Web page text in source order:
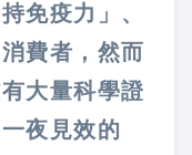
免疫力」、
費者，然而
大量科學證
夜見效的